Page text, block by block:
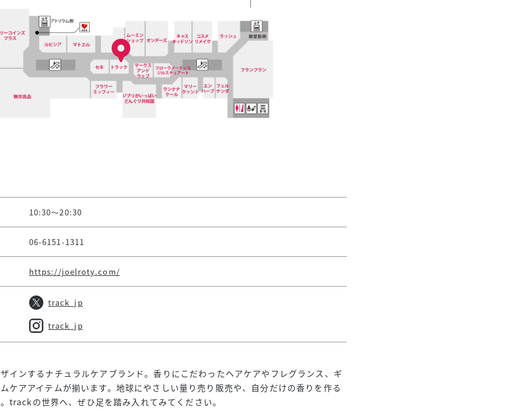
10:30～20:30
06-6151-1311
https://joelroty.com/
track_jp
track_jp
インするナチュラルケアブランド。香りにこだわったヘアケアやフレグランス、ギ
ケアアイテムが揃います。地球にやさしい量り売り販売や、自分だけの香りを作る
trackの世界へ、ぜひ足を踏み入れてみてください。